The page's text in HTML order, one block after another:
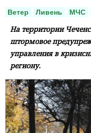
Ветер Ливень МЧС
На территории
штормовое
управления в
региону.